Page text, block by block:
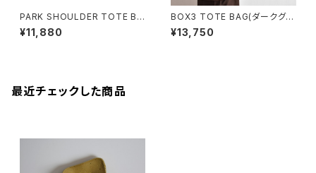
PARK SHOULDER TOTE BA
G (モカ/ベージュ)
¥11,880
BOX3 TOTE BAG(ダークグレ
ー)
¥13,750
最近チェックした商品